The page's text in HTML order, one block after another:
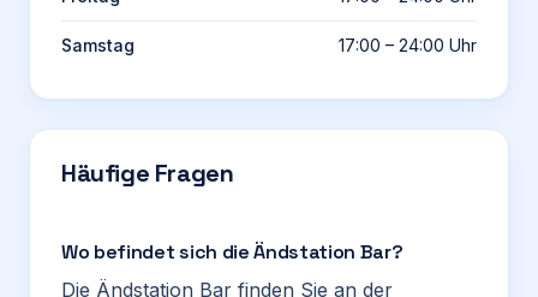
Samstag 17:00 – 24:00 Uhr
Häufige Fragen
Wo befindet sich die Ändstation Bar?
Die Ändstation Bar finden Sie an der